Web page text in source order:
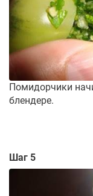
Помидорчики
блендере.
Шаг 5